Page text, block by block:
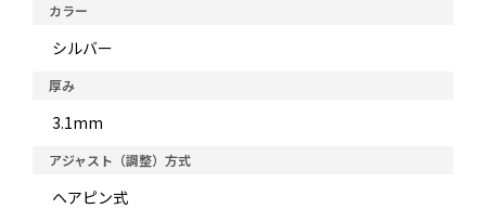
カラー
シルバー
厚み
3.1mm
アジャスト（調整）方式
ヘアピン式